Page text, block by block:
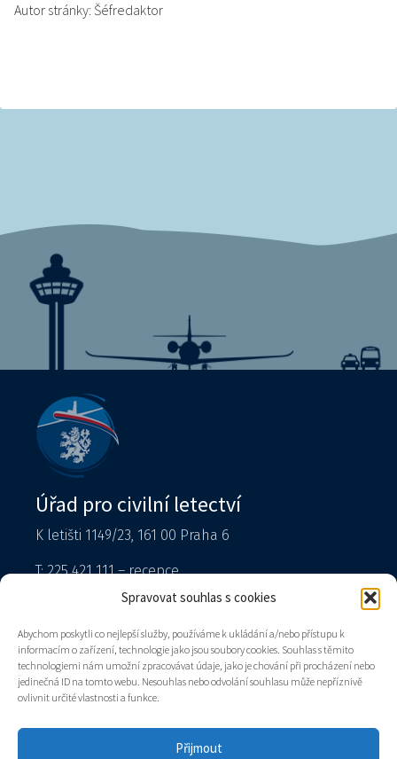
Spravovat souhlas s cookies
Abychom poskytli co nejlepší služby, používáme k ukládání a/nebo přístupu k
informacím o zařízení, technologie jako jsou soubory cookies. Souhlas s těmito
technologiemi nám umožní zpracovávat údaje, jako je chování při procházení nebo
jedinečná ID na tomto webu. Nesouhlas nebo odvolání souhlasu může nepříznivě
ovlivnit určité vlastnosti a funkce.
Přijmout
Autor stránky: Šéfredaktor
Úřad pro civilní letectví
K letišti 1149/23, 161 00 Praha 6
T: 225 421 111 – recepce
podatelna@caa.gov.cz
Datová schránka: v8gaaz5
Úřad